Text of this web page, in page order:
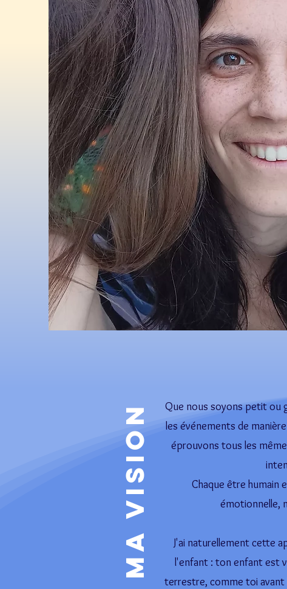
ma Vision
Que nous soyons petit ou
les événements de
éprouvons tous les
Chaque être humain
émotionnelle,
J'ai naturellement cette
l'enfant : ton enfant est
terrestre, comme toi avant